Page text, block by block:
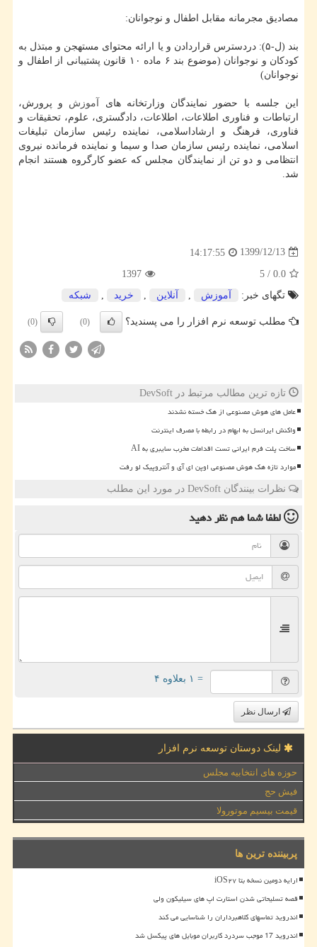
مصادیق مجرمانه مقابل اطفال و نوجوانان:
بند (ل-۵): دردسترس قراردادن و یا ارائه محتوای مستهجن و مبتذل به
کودکان و نوجوانان (موضوع بند ۶ ماده ۱۰ قانون پشتیبانی از اطفال و
نوجوانان)
این جلسه با حضور نمایندگان وزارتخانه های آموزش و پرورش،
ارتباطات و فناوری اطلاعات، اطلاعات، دادگستری، علوم، تحقیقات و
فناوری، فرهنگ و ارشاداسلامی، نماینده رئیس سازمان تبلیغات
اسلامی، نماینده رئیس سازمان صدا و سیما و نماینده فرمانده نیروی
انتظامی و دو تن از نمایندگان مجلس که عضو کارگروه هستند انجام
شد.
1399/12/13
14:17:55
0.0
/
5
1397
تگهای خبر:
آموزش آنلاین خرید شبكه
مطلب توسعه نرم افزار را می پسندید؟ (0)
(0)
تازه ترین مطالب مرتبط در DevSoft
عامل های هوش مصنوعی از هک خسته نشدند
واکنش ایرانسل به ابهام در رابطه با مصرف اینترنت
ساخت پلت فرم ایرانی تست اقدامات مخرب سایبری به AI
موارد تازه هک هوش مصنوعی اوپن ای آی و آنتروپیک لو رفت
نظرات بینندگان DevSoft در مورد این مطلب
لطفا شما همنظر دهید
= ۱ بعلاوه ۴
ارسال نظر
لینک دوستان توسعه نرم افزار
حوزه های انتخابیه مجلس
فیش حج
قیمت بیسیم موتورولا
پربیننده ترین ها
ارایه دومین نسخه بتا iOS۲۷
قصه تسلیحاتی شدن استارت اپ های سیلیکون ولی
اندروید تماسهای کلاهبرداران را شناسایی می کند
اندروید 17 موجب سردرد کاربران موبایل های پیکسل شد